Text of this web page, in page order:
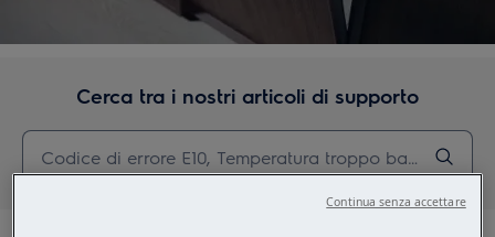
Cerca tra i nostri articoli di supporto
Continua senza accettare